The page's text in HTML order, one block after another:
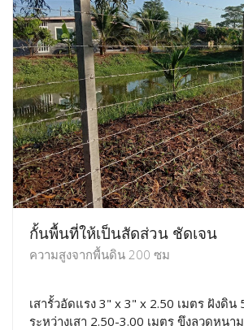
กั้นพื้นที่ให้เป็นสัดส่วน ชัดเจน
ความสูงจากพื้นดิน 200 ซม
เสารั้วอัดแรง 3" x 3" x 2.50 เมตร ฝังดิน
ระหว่างเสา 2.50-3.00 เมตร ขึงลวดหนา